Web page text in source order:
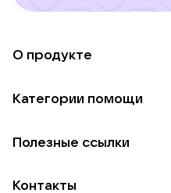
О продукте
Использование материалов
Для НКО
Категории помощи
Пожилым
Полезные ссылки
Контакты